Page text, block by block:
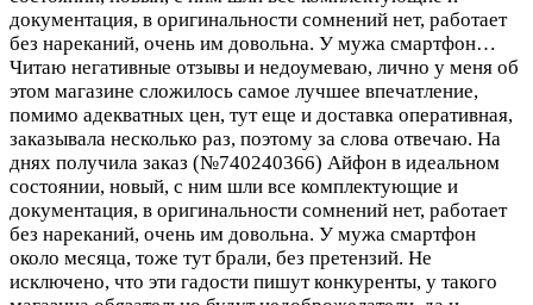
документация, в оригинальности сомнений нет, работает
без нареканий, очень им довольна. У мужа смартфон…
Читаю негативные отзывы и недоумеваю, лично у меня об
этом магазине сложилось самое лучшее впечатление,
помимо адекватных цен, тут еще и доставка оперативная,
заказывала несколько раз, поэтому за слова отвечаю. На
днях получила заказ (№740240366) Айфон в идеальном
состоянии, новый, с ним шли все комплектующие и
документация, в оригинальности сомнений нет, работает
без нареканий, очень им довольна. У мужа смартфон
около месяца, тоже тут брали, без претензий. Не
исключено, что эти гадости пишут конкуренты, у такого